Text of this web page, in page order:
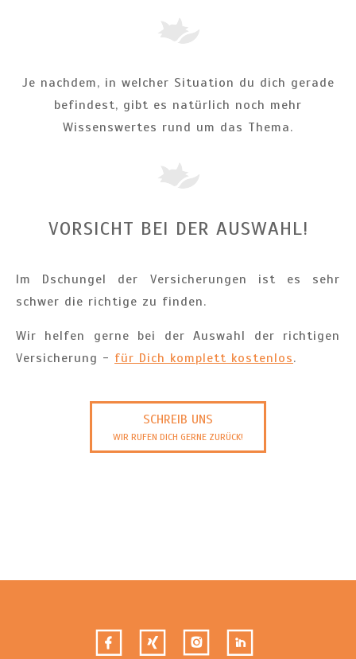
Je nachdem, in welcher Situation du dich gerade
befindest, gibt es natürlich noch mehr
Wissenswertes rund um das Thema.
VORSICHT BEI DER AUSWAHL!
Im Dschungel der Versicherungen ist es sehr
schwer die richtige zu finden.
Wir helfen gerne bei der Auswahl der richtigen
Versicherung - für Dich komplett kostenlos.
SCHREIB UNS
WIR RUFEN DICH GERNE ZURÜCK!